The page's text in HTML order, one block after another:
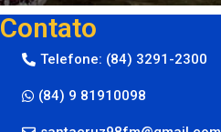
Contato
Telefone: (84) 3291-2300
(84) 9 81910098